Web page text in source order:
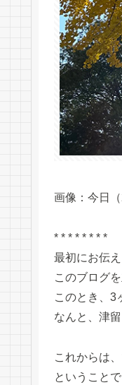
画像：今日
* * * * * * * *
最初にお伝え
このブログ
このとき、3
なんと、津
これからは
ということ